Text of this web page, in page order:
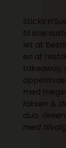
til sine
let at
en af
takeaway,
med
laksen &
duo,
med